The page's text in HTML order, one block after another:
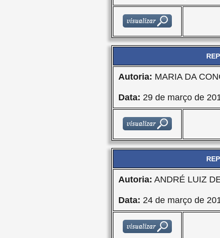
Autoria: MARIA DA
Data: 29 de março de
Autoria: ANDRÉ LUIZ
Data: 24 de março de